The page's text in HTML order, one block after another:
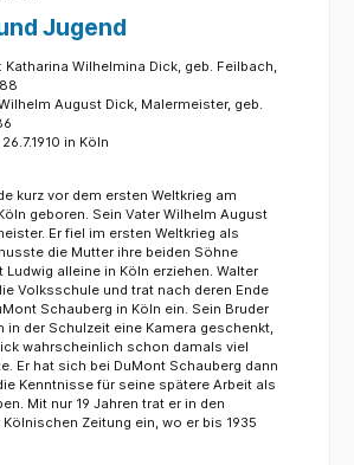
Jugend
Katharina Wilhelmina Dick, geb. Feilbach,
August Dick, Malermeister, geb.
in Köln
kurz vor dem ersten Weltkrieg am
geboren. Sein Vater Wilhelm August
Er fiel im ersten Weltkrieg als
die Mutter ihre beiden Söhne
Ludwig alleine in Köln erziehen. Walter
Volksschule und trat nach deren Ende
Schauberg in Köln ein. Sein Bruder
in der Schulzeit eine Kamera geschenkt,
wahrscheinlich schon damals viel
Er hat sich bei DuMont Schauberg dann
Kenntnisse für seine spätere Arbeit als
Mit nur 19 Jahren trat er in den
Zeitung ein, wo er bis 1935